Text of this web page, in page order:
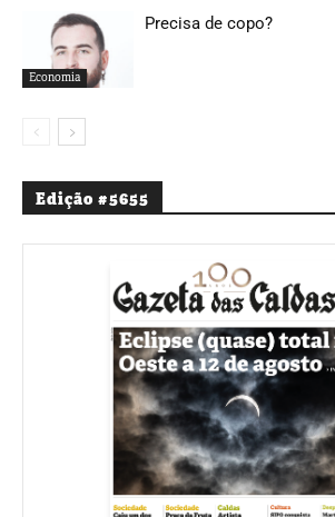
Economia
Precisa de copo?
Edição #5655